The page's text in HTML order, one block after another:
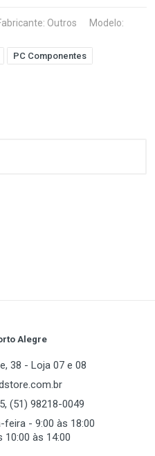
Outros Modelo:
PC Componentes
Alegre
38 - Loja 07 e 08
(51) 98218-0049
feira - 9:00 às 18:00
10:00 às 14:00